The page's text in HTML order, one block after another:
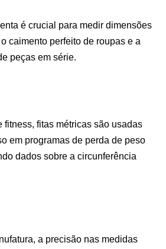
é crucial para medir dimensões
caimento perfeito de roupas e a
peças em série.
fitness, fitas métricas são usadas
em programas de perda de peso
dados sobre a circunferência
a precisão nas medidas